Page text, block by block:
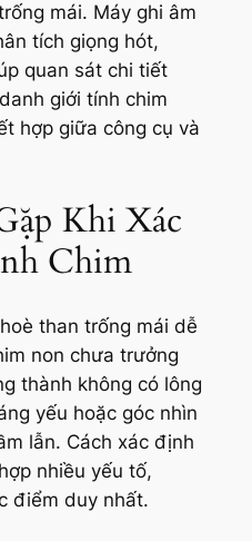
mái. Máy ghi âm
tích giọng hót,
quan sát chi tiết
giới tính chim
hợp giữa công cụ và
Khi Xác
Chim
than trống mái dễ
non chưa trưởng
thành không có lông
yếu hoặc góc nhìn
lẫn. Cách xác định
nhiều yếu tố,
điểm duy nhất.